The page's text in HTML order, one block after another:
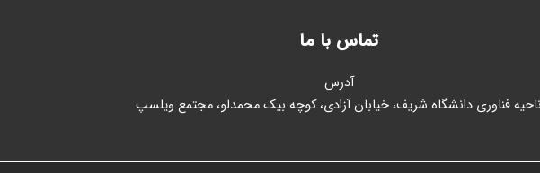
تماس با ما
آدرس
فناوری دانشگاه شریف، خیابان آزادی، کوچه بیک محمدلو، مجتمع ویلسپ